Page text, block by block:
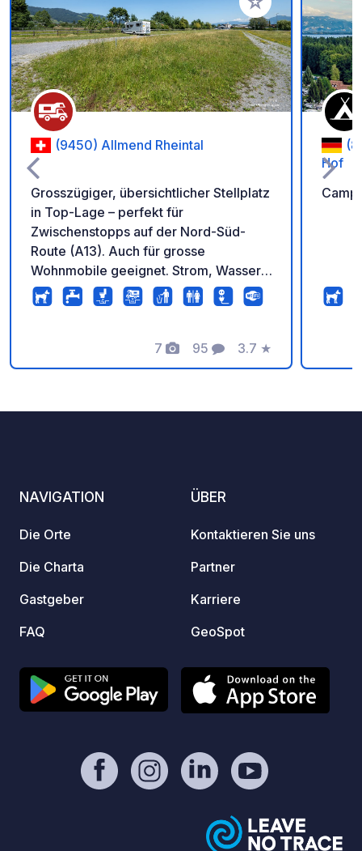
Zu Ihren Favoriten
(9450) Allmend Rheintal
Grosszügiger, übersichtlicher Stellplatz
in Top-Lage – perfekt für
Zwischenstopps auf der Nord-Süd-
Route (A13). Auch für grosse
Wohnmobile geeignet. Strom, Wasser,
Abfallentsorgung und einfache
Sanitäranlagen inklusive. Keine
20 pro Nacht und Fahrzeug. Maximaler
Aufenthalt: 5 Nächte. Regelmässige
7
Fotos
95
Kommentare
3.7
Bewertung
★
Hof
NAVIGATION
Die Orte
Die Charta
Gastgeber
FAQ
ÜBER
Kontaktieren Sie uns
Partner
Karriere
GeoSpot